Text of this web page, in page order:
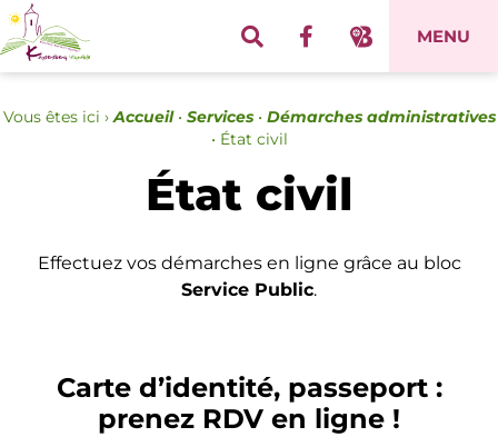
MENU
Vous êtes ici › Accueil• Services• Démarches administratives
• État civil
État civil
Effectuez vos démarches en ligne grâce au bloc
Service Public.
Carte d’identité, passeport :
prenez RDV en ligne !
Panneau de gestion des cookies